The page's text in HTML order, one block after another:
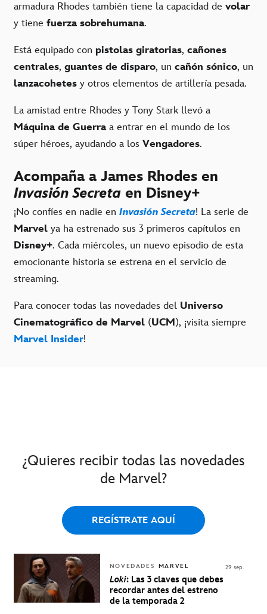
armadura Rhodes también tiene la capacidad de volar
y tiene fuerza sobrehumana.
Está equipado con pistolas giratorias, cañones
centrales, guantes de disparo, un cañón sónico, un
lanzacohetes y otros elementos de artillería pesada.
La amistad entre Rhodes y Tony Stark llevó a
Máquina de Guerraa entrar en el mundo de los
súper héroes, ayudando a los Vengadores.
Acompaña a James Rhodes en
Invasión Secreta en Disney+
¡No confíes en nadie en Invasión Secreta! La serie de
Marvel ya ha estrenado sus 3 primeros capítulos en
Disney+. Cada miércoles, un nuevo episodio de esta
emocionante historia se estrena en el servicio de
streaming.
Para conocer todas las novedades del Universo
Cinematográfico de Marvel (UCM), ¡visita siempre
Marvel Insider!
¿Quieres recibir todas las novedades
de Marvel?
REGÍSTRATE AQUÍ
NOVEDADES MARVEL
Loki: Las 3 claves que debes
recordar antes del estreno
de la temporada 2
29 sep.